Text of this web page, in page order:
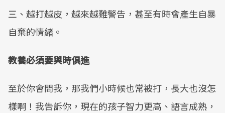
三、越打越皮，越來越難警告，甚至有時會產生自暴
自棄的情緒。
教養必須要與時俱進
至於你會問我，那我們小時候也常被打，長大也沒怎
樣啊！我告訴你，現在的孩子智力更高、語言成熟，